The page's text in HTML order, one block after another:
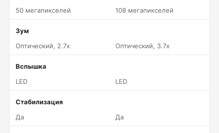
50 мегапикселей
108 мегапикселей
Зум
Оптический, 2.7x
Оптический, 3.7x
Вспышка
LED
LED
Стабилизация
Да
Да